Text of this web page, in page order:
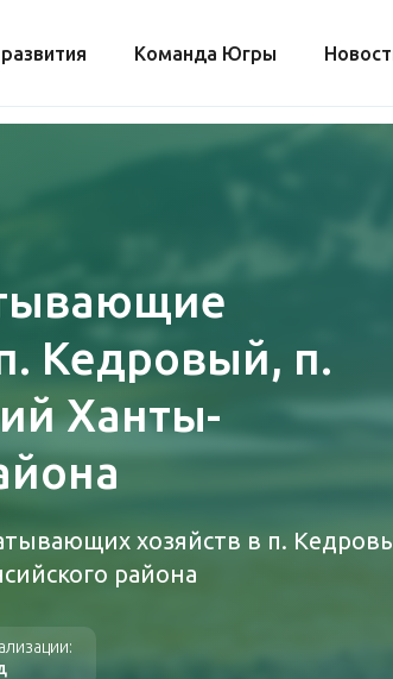
Команда Югры
Кедровый, п.
Ханты-
хозяйств в п.
района